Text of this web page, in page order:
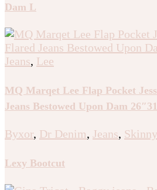
Dam L
Jeans, Lee
MQ Marqet Lee Flap Pocket
Jeans Bestowed Upon Dam 26″31
Byxor, Dr Denim, Jeans, Skinny
Lexy Bootcut